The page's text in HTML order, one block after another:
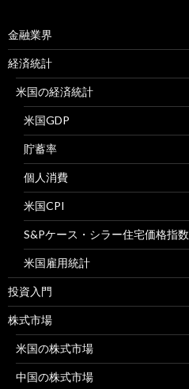
金融業界
経済統計
米国の経済統計
米国GDP
貯蓄率
個人消費
米国CPI
S&Pケース・シラー住宅価格指数
米国雇用統計
投資入門
株式市場
米国の株式市場
中国の株式市場